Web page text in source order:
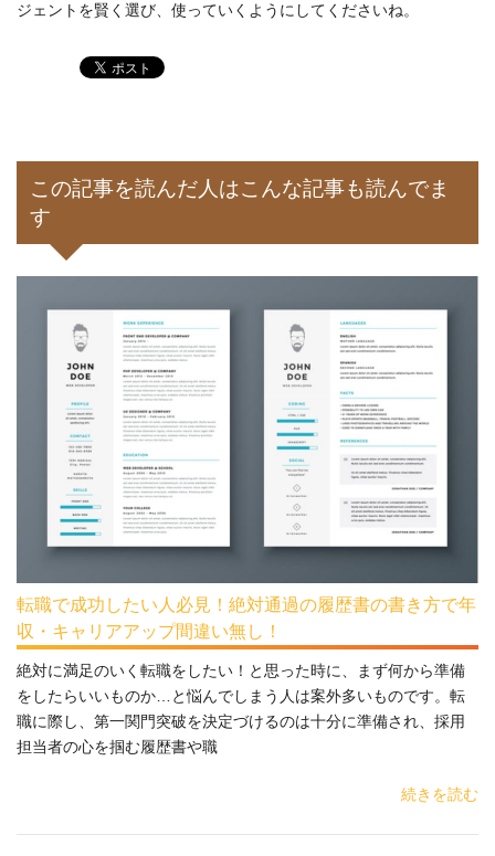
ジェントを賢く選び、使っていくようにしてくださいね。
この記事を読んだ人はこんな記事も読んでま
す
転職で成功したい人必見！絶対通過の履歴書の書き方で年
収・キャリアアップ間違い無し！
絶対に満足のいく転職をしたい！と思った時に、まず何から準備
をしたらいいものか…と悩んでしまう人は案外多いものです。転
職に際し、第一関門突破を決定づけるのは十分に準備され、採用
担当者の心を掴む履歴書や職
続きを読む